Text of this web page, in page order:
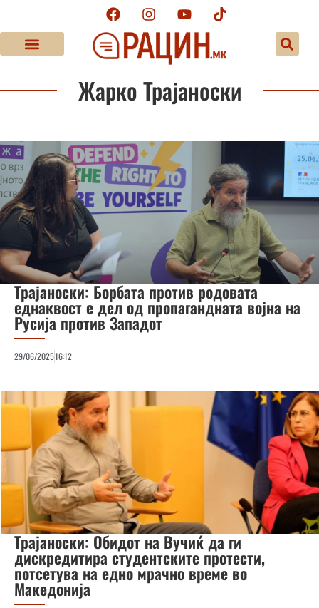
Жарко Трајаноски
Трајаноски: Борбата против родовата
еднаквост е дел од пропагандната војна на
Русија против Западот
29/06/202516:12
Трајаноски: Обидот на Вучиќ да ги
дискредитира студентските протести,
потсетува на едно мрачно време во
Македонија